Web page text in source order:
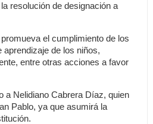
resolución de designación a
el cumplimiento de los
de los niños,
entre otras acciones a favor
a Nelidiano Cabrera Díaz, quien
Pablo, ya que asumirá la